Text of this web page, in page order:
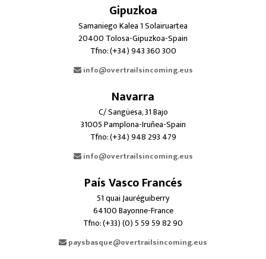
Gipuzkoa
Samaniego Kalea 1 Solairuartea
20400 Tolosa-Gipuzkoa-Spain
Tfno: (+34) 943 360 300
info@overtrailsincoming.eus
Navarra
C/ Sangüesa, 31 Bajo
31005 Pamplona-Iruñea-Spain
Tfno: (+34) 948 293 479
info@overtrailsincoming.eus
País Vasco Francés
51 quai Jauréguiberry
64100 Bayonne-France
Tfno: (+33) (0) 5 59 59 82 90
paysbasque@overtrailsincoming.eus